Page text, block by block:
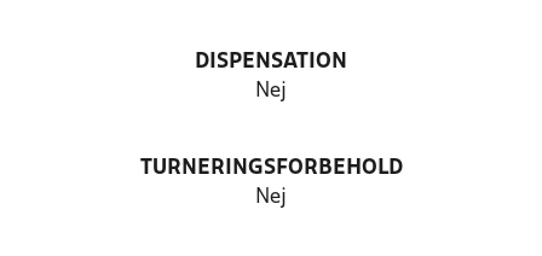
DISPENSATION
Nej
TURNERINGSFORBEHOLD
Nej